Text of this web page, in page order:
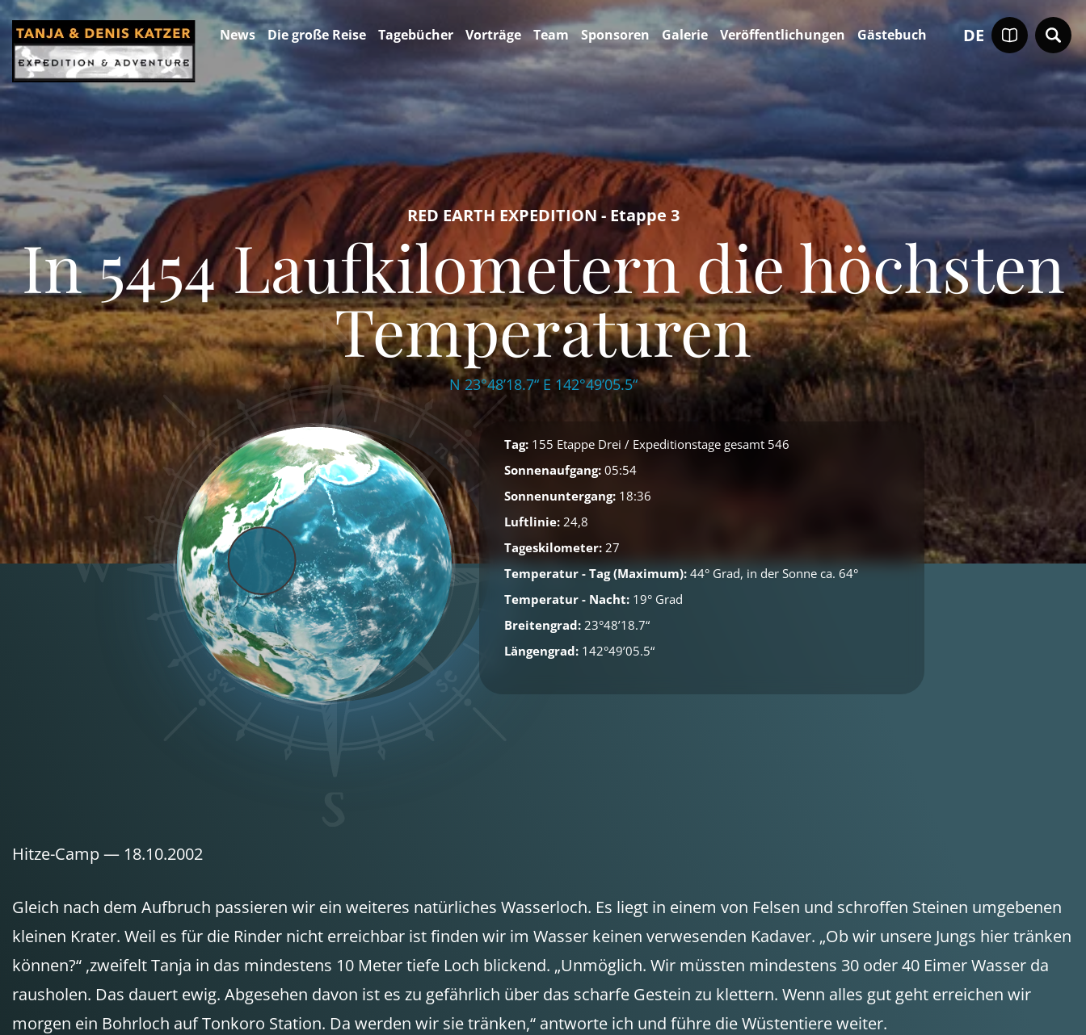
DE
News Die große Reise Tagebücher Vorträge Team Sponsoren Galerie Veröffentlichungen Gästebuch
RED EARTH EXPEDITION - Etappe 3
In 5454 Laufkilometern die höchsten
Temperaturen
N 23°48’18.7“ E 142°49’05.5“
Tag: 155 Etappe Drei / Expeditionstage gesamt 546
Sonnenaufgang: 05:54
Sonnenuntergang: 18:36
Luftlinie: 24,8
Tageskilometer: 27
Temperatur - Tag (Maximum): 44° Grad, in der Sonne ca. 64°
Temperatur - Nacht: 19° Grad
Breitengrad: 23°48’18.7“
Längengrad: 142°49’05.5“
Hitze-Camp — 18.10.2002
Gleich nach dem Aufbruch passieren wir ein weiteres natürliches Wasserloch. Es liegt in einem von Felsen und schroffen Steinen umgebenen
kleinen Krater. Weil es für die Rinder nicht erreichbar ist finden wir im Wasser keinen verwesenden Kadaver. „Ob wir unsere Jungs hier tränken
können?“ ,zweifelt Tanja in das mindestens 10 Meter tiefe Loch blickend. „Unmöglich. Wir müssten mindestens 30 oder 40 Eimer Wasser da
rausholen. Das dauert ewig. Abgesehen davon ist es zu gefährlich über das scharfe Gestein zu klettern. Wenn alles gut geht erreichen wir
morgen ein Bohrloch auf Tonkoro Station. Da werden wir sie tränken,“ antworte ich und führe die Wüstentiere weiter.